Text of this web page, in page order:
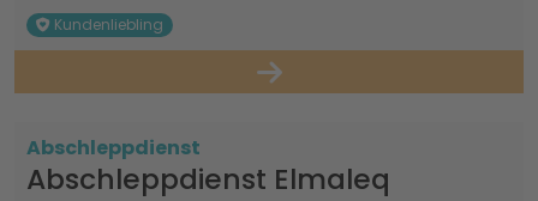
Kundenliebling
Abschleppdienst
Abschleppdienst Elmaleq